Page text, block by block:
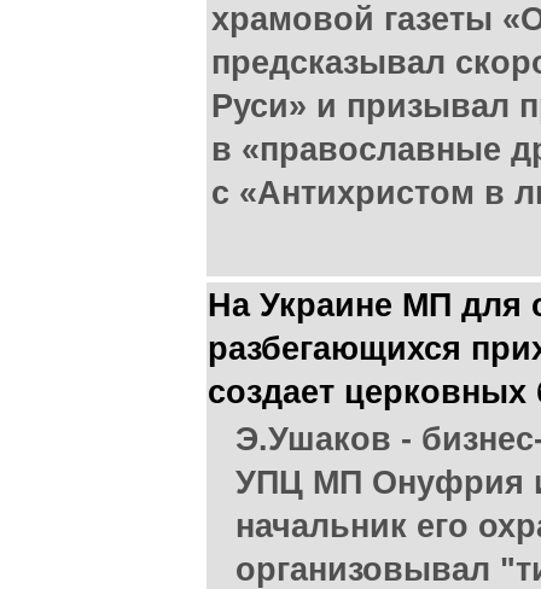
храмовой газеты
предсказывал
Руси» и призывал
в «православные
с «Антихристом в
На Украине МП для
разбегающихся
создает церковных
Э.Ушаков -
УПЦ МП Онуфрия
начальник его
организовывал